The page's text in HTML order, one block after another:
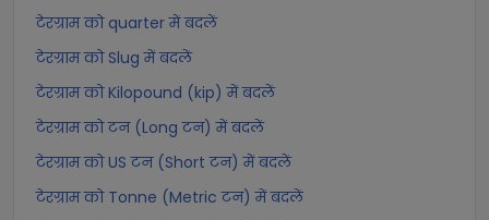
टेरग्राम को quarter में बदलें
टेरग्राम को Slug में बदलें
टेरग्राम को Kilopound (kip) में बदलें
टेरग्राम को टन (Long टन) में बदलें
टेरग्राम को US टन (Short टन) में बदलें
टेरग्राम को Tonne (Metric टन) में बदलें